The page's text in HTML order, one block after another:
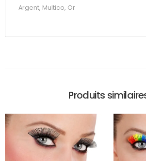
Argent, Multico, Or
Produits